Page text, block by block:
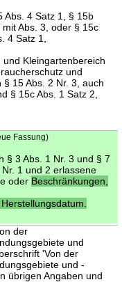
Abs. 4 Satz 1, § 15b
Abs. 3, oder § 15c
4 Satz 1,
Kleingartenbereich
und
15 Abs. 2 Nr. 3, auch
§ 15c Abs. 1 Satz 2,
Fassung)
§ 3 Abs. 1 Nr. 3 und § 7
1 und 2 erlassene
oder Beschränkungen,
der
und
'Von der
und -
übrigen Angaben und